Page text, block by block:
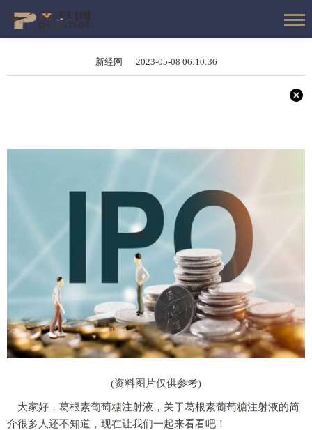
新经网 2023-05-08 06:10:36
(资料图片仅供参考)
大家好，葛根素葡萄糖注射液，关于葛根素葡萄糖注射液的简
介很多人还不知道，现在让我们一起来看看吧！